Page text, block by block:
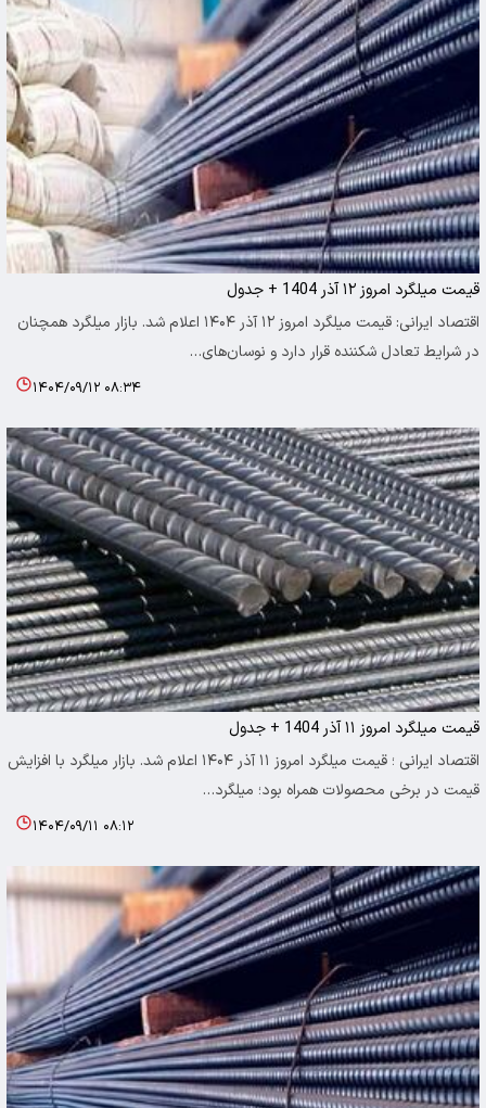
قیمت میلگرد امروز ۱۲ آذر 1404 + جدول
اقتصاد ایرانی: قیمت میلگرد امروز ۱۲ آذر ۱۴۰۴ اعلام شد. بازار میلگرد همچنان
در شرایط تعادل شکننده قرار دارد و نوسان‌های…
۱۴۰۴/۰۹/۱۲ ۰۸:۳۴
قیمت میلگرد امروز ۱۱ آذر 1404 + جدول
اقتصاد ایرانی ؛ قیمت میلگرد امروز ۱۱ آذر ۱۴۰۴ اعلام شد. بازار میلگرد با افزایش
قیمت در برخی محصولات همراه بود؛ میلگرد…
۱۴۰۴/۰۹/۱۱ ۰۸:۱۲